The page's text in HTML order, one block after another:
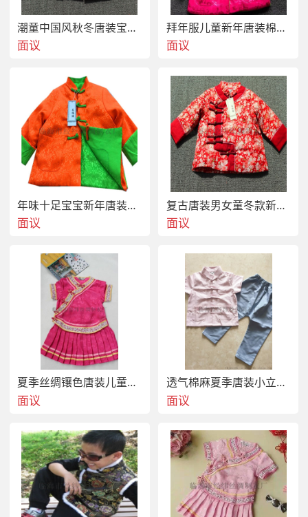
潮童中国风秋冬唐装宝宝棉衣
面议
拜年服儿童新年唐装棉衣喜庆中国风过年装
面议
年味十足宝宝新年唐装儿童喜庆表演出服
面议
复古唐装男女童冬款新年棉衣
面议
夏季丝绸镶色唐装儿童改良百褶裙
面议
透气棉麻夏季唐装小立领撞色哈伦裤中式套装
面议